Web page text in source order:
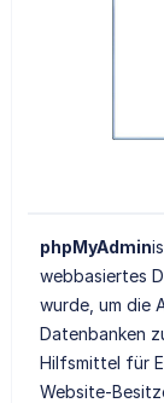
phpMyAdmin
webbasiertes
wurde, um die
Datenbanken
Hilfsmittel für
Website-